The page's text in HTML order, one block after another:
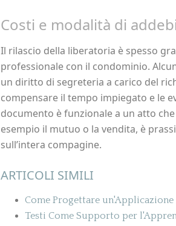
Costi e modalità di
Il rilascio della liberatoria è spesso
professionale con il condominio.
un diritto di segreteria a carico del
compensare il tempo impiegato e le
documento è funzionale a un atto
esempio il mutuo o la vendita, è
sull’intera compagine.
ARTICOLI SIMILI
Come Progettare
Testi Come Supporto per